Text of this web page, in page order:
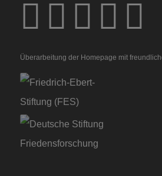
Überarbeitung der Homepage mit